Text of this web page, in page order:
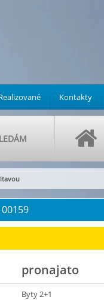
Kontakty
00159
pronajato
Byty 2+1